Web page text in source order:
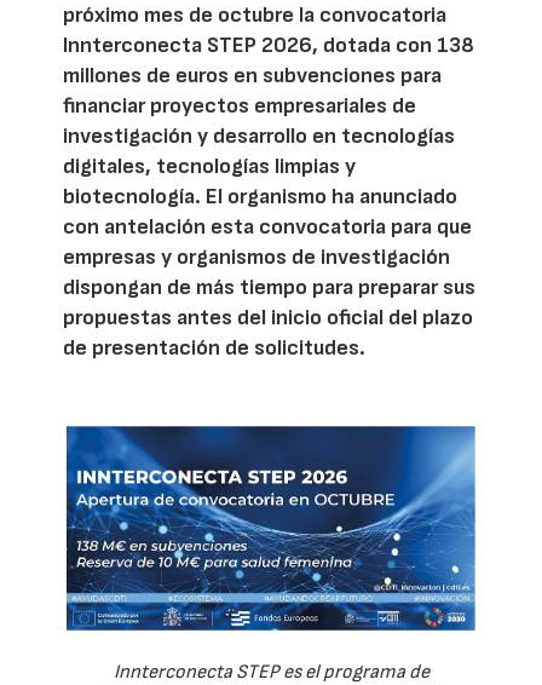
próximo mes de octubre la convocatoria
Innterconecta STEP 2026, dotada con 138
millones de euros en subvenciones para
financiar proyectos empresariales de
investigación y desarrollo en tecnologías
digitales, tecnologías limpias y
biotecnología. El organismo ha anunciado
con antelación esta convocatoria para que
empresas y organismos de investigación
dispongan de más tiempo para preparar sus
propuestas antes del inicio oficial del plazo
de presentación de solicitudes.
Innterconecta STEP es el programa de